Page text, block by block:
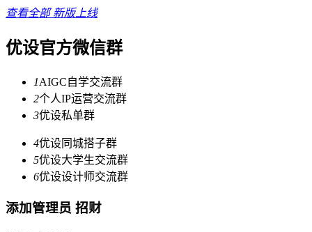
查看全部 新版上线
优设官方微信群
1AIGC自学交流群
2个人IP运营交流群
3优设私单群
4优设同城搭子群
5优设大学生交流群
6优设设计师交流群
添加管理员 招财